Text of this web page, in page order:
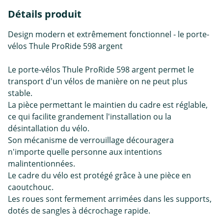
Détails produit
Design modern et extrêmement fonctionnel - le porte-
vélos Thule ProRide 598 argent
Le porte-vélos Thule ProRide 598 argent permet le
transport d'un vélos de manière on ne peut plus
stable.
La pièce permettant le maintien du cadre est réglable,
ce qui facilite grandement l'installation ou la
désintallation du vélo.
Son mécanisme de verrouillage découragera
n'importe quelle personne aux intentions
malintentionnées.
Le cadre du vélo est protégé grâce à une pièce en
caoutchouc.
Les roues sont fermement arrimées dans les supports,
dotés de sangles à décrochage rapide.